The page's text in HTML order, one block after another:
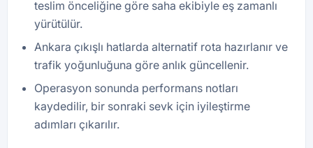
teslim önceliğine göre saha ekibiyle eş zamanlı
yürütülür.
Ankara çıkışlı hatlarda alternatif rota hazırlanır ve
trafik yoğunluğuna göre anlık güncellenir.
Operasyon sonunda performans notları
kaydedilir, bir sonraki sevk için iyileştirme
adımları çıkarılır.